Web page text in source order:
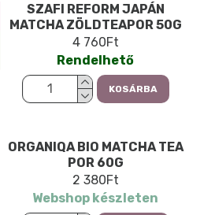
SZAFI REFORM JAPÁN
MATCHA ZÖLDTEAPOR 50G
4 760Ft
Rendelhető
KOSÁRBA
ORGANIQA BIO MATCHA TEA
POR 60G
2 380Ft
Webshop készleten